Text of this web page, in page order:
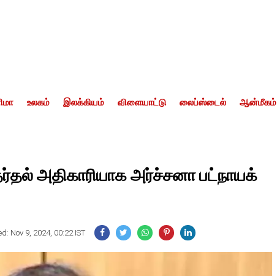
உலகம் இலக்கியம் விளையாட்டு லைப்ஸ்டைல் ஆன்மீகம்
அதிகாரியாக அர்ச்சனா பட்நாயக்
Nov 9, 2024, 00:22 IST